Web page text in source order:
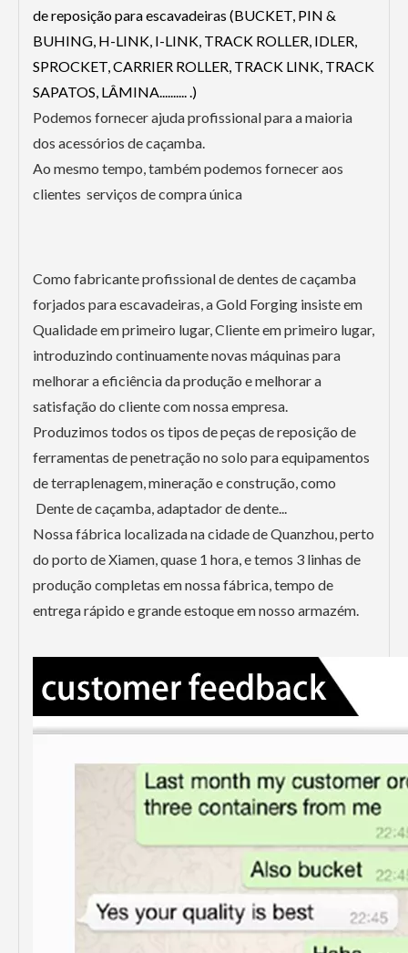
de reposição para escavadeiras (BUCKET, PIN &
BUHING, H-LINK, I-LINK, TRACK ROLLER, IDLER,
SPROCKET, CARRIER ROLLER, TRACK LINK, TRACK
SAPATOS, LÂMINA.......... .)
Podemos fornecer ajuda profissional para a maioria
dos acessórios de caçamba.
Ao mesmo tempo, também podemos fornecer aos
clientes serviços de compra única
Como fabricante profissional de dentes de caçamba
forjados para escavadeiras, a Gold Forging insiste em
Qualidade em primeiro lugar, Cliente em primeiro lugar,
introduzindo continuamente novas máquinas para
melhorar a eficiência da produção e melhorar a
satisfação do cliente com nossa empresa.
Produzimos todos os tipos de peças de reposição de
ferramentas de penetração no solo para equipamentos
de terraplenagem, mineração e construção, como
Dente de caçamba, adaptador de dente...
Nossa fábrica localizada na cidade de Quanzhou, perto
do porto de Xiamen, quase 1 hora, e temos 3 linhas de
produção completas em nossa fábrica, tempo de
entrega rápido e grande estoque em nosso armazém.